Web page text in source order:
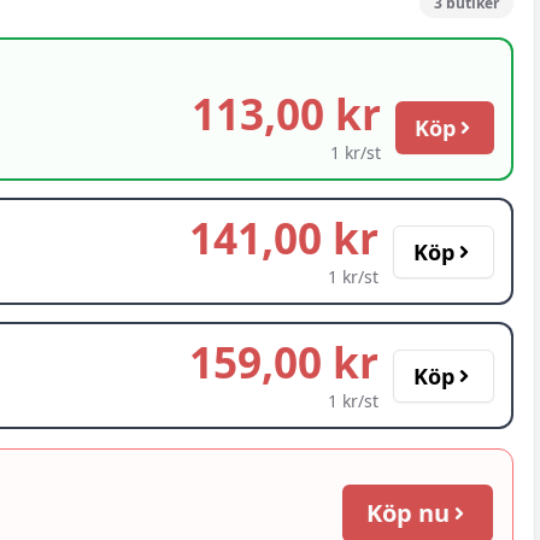
113,00 kr
1 kr/st
Köp
141,00 kr
1 kr/st
Köp
159,00 kr
1 kr/st
Köp
Köp nu